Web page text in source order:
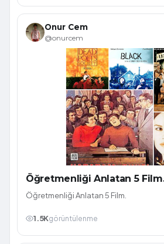
Onur Cem
@onurcem
Öğretmenliği Anlatan 5
Öğretmenliği Anlatan 5 Film.
1.5Kgörüntülenme